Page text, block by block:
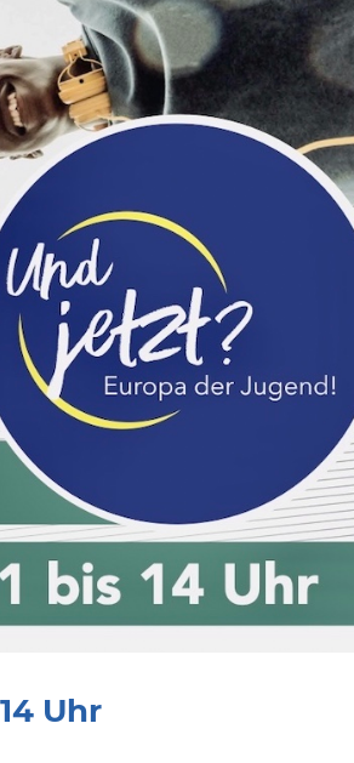
Uhr